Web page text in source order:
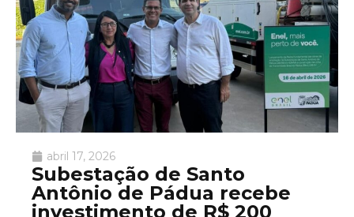
abril 17, 2026
Subestação de Santo
Antônio de Pádua recebe
investimento de R$ 200